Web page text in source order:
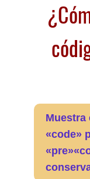
Muestra
«code»